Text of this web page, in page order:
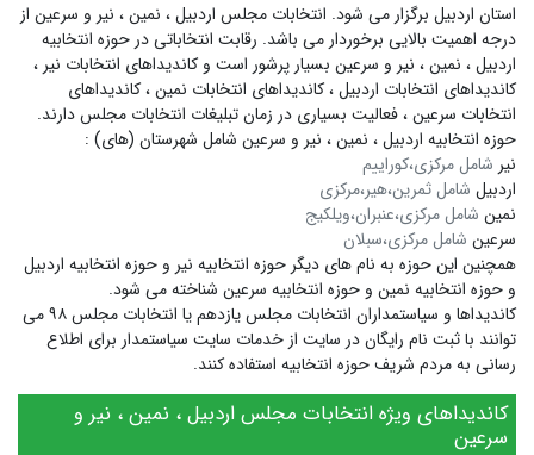
استان اردبیل برگزار می شود. انتخابات مجلس اردبیل ، نمین ، نیر و سرعین از
درجه اهمیت بالایی برخوردار می باشد. رقابت انتخاباتی در حوزه انتخابیه
اردبیل ، نمین ، نیر و سرعین بسیار پرشور است و کاندیداهای انتخابات نیر ،
کاندیداهای انتخابات اردبیل ،کاندیداهای انتخابات نمین ،کاندیداهای
انتخابات سرعین ،فعالیت بسیاری در زمان تبلیغات انتخابات مجلس دارند.
حوزه انتخابیه اردبیل ، نمین ، نیر و سرعین شامل شهرستان (های) :
نیر شامل مرکزی،کوراییم
اردبیل شامل ثمرین،هیر،مرکزی
نمین شامل مرکزی،عنبران،ویلکیج
سرعین شامل مرکزی،سبلان
همچنین این حوزه به نام های دیگر حوزه انتخابیه نیر و حوزه انتخابیه اردبیل
و حوزه انتخابیه نمین و حوزه انتخابیه سرعین شناخته می شود.
کاندیداها و سیاستمداران انتخابات مجلس یازدهم یا انتخابات مجلس ۹۸ می
توانند با ثبت نام رایگان در سایت از خدمات سایت سیاستمدار برای اطلاع
رسانی به مردم شریف حوزه انتخابیه استفاده کنند.
کاندیداهای ویژه انتخابات مجلس اردبیل ، نمین ، نیر و
سرعین